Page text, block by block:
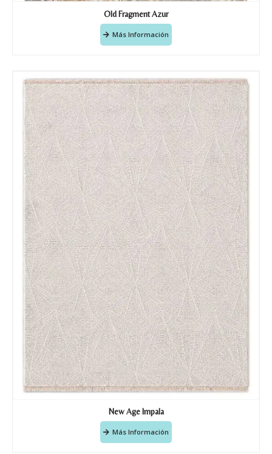
Old Fragment Azur
Más Información
New Age Impala
Más Información